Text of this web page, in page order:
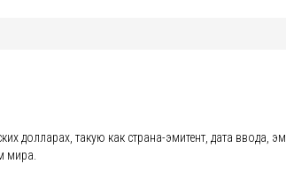
такую как страна-эмитент, дата ввода,
мира.